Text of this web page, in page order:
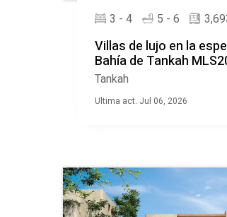
3 - 4 5 - 6
Villas de lujo en la
Bahía de Tankah
Tankah
Ultima act. Jul 06, 2026